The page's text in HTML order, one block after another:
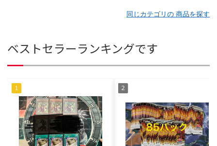
同じカテゴリの 商品を探す
ベストセラーランキングです